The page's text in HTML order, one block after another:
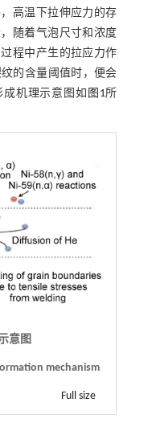
高温下拉伸应力的存
随着气泡尺寸和浓度
程中产生的拉应力作
的含量阈值时，便会
成机理示意图如 图1所
意图
mechanism
Full size